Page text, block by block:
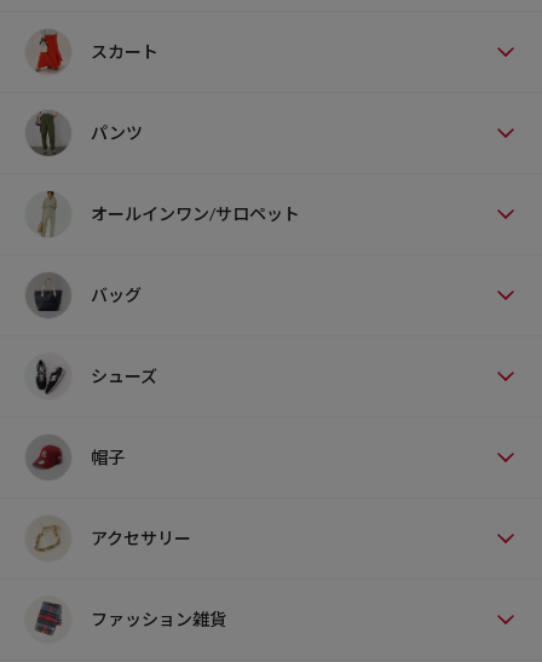
スカート
パンツ
オールインワン/サロペット
バッグ
シューズ
帽子
アクセサリー
ファッション雑貨